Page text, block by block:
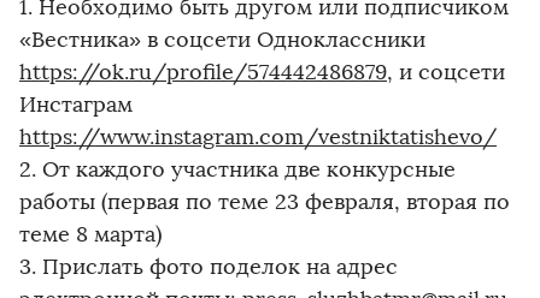
1. Необходимо быть другом или подписчиком
«Вестника» в соцсети Одноклассники
https://ok.ru/profile/574442486879, и соцсети
Инстаграм
https://www.instagram.com/vestniktatishevo/
2. От каждого участника две конкурсные
работы (первая по теме 23 февраля, вторая по
теме 8 марта)
3. Прислать фото поделок на адрес